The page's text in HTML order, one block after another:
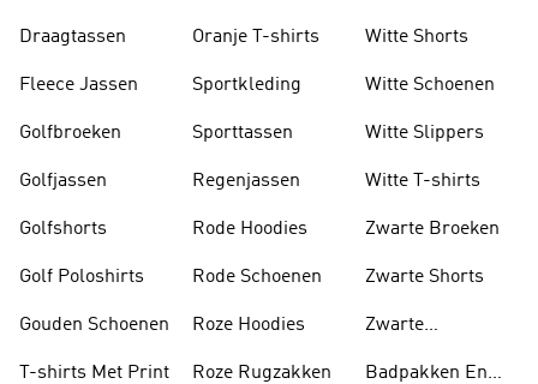
Draagtassen
Fleece Jassen
Golfbroeken
Golfjassen
Golfshorts
Golf Poloshirts
Gouden Schoenen
T-shirts Met Print
Oranje T-shirts
Sportkleding
Sporttassen
Regenjassen
Rode Hoodies
Rode Schoenen
Roze Hoodies
Roze Rugzakken
Witte Shorts
Witte Schoenen
Witte Slippers
Witte T-shirts
Zwarte Broeken
Zwarte Shorts
Zwarte
Badpakken En